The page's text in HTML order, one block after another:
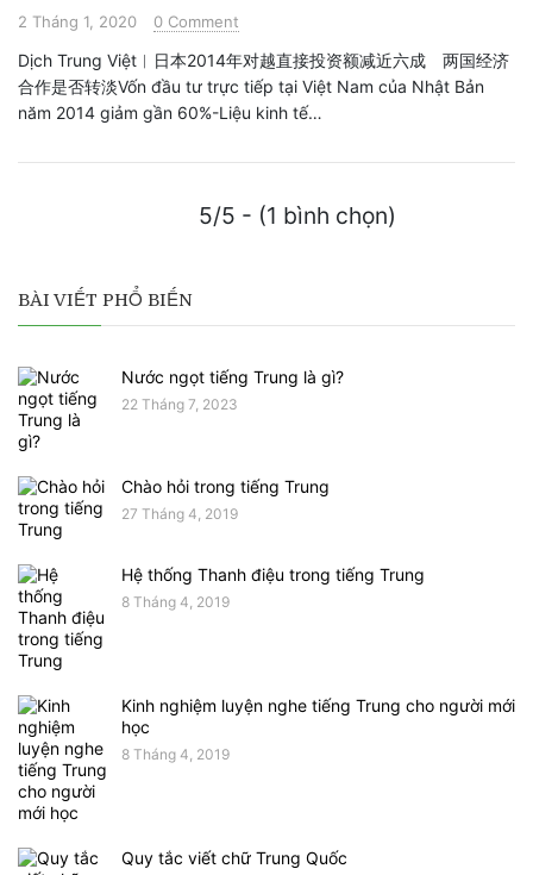
2 Tháng 1, 2020 0 Comment
Dịch Trung Việt︱日本2014年对越直接投资额减近六成 两国经济
合作是否转淡Vốn đầu tư trực tiếp tại Việt Nam của Nhật Bản
năm 2014 giảm gần 60%-Liệu kinh tế…
5/5 - (1 bình chọn)
BÀI VIẾT PHỔ BIẾN
Nước ngọt tiếng Trung là gì?
22 Tháng 7, 2023
Chào hỏi trong tiếng Trung
27 Tháng 4, 2019
Hệ thống Thanh điệu trong tiếng Trung
8 Tháng 4, 2019
Kinh nghiệm luyện nghe tiếng Trung cho người mới
học
8 Tháng 4, 2019
Quy tắc viết chữ Trung Quốc